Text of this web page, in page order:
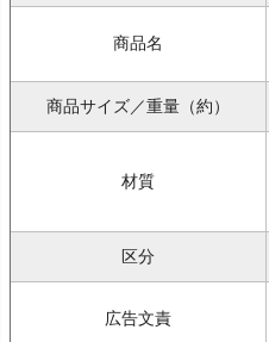
商品名
商品サイズ／重量（約）
材質
区分
広告文責